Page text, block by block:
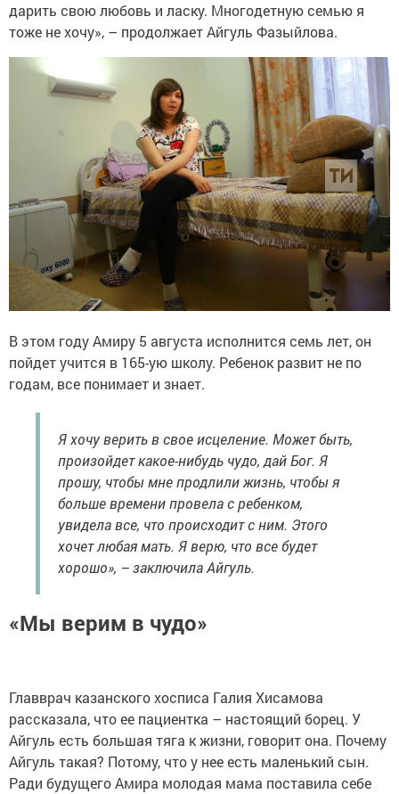
дарить свою любовь и ласку. Многодетную семью я
тоже не хочу», – продолжает Айгуль Фазыйлова.
В этом году Амиру 5 августа исполнится семь лет, он
пойдет учится в 165-ую школу. Ребенок развит не по
годам, все понимает и знает.
Я хочу верить в свое исцеление. Может быть,
произойдет какое-нибудь чудо, дай Бог. Я
прошу, чтобы мне продлили жизнь, чтобы я
больше времени провела с ребенком,
увидела все, что происходит с ним. Этого
хочет любая мать. Я верю, что все будет
хорошо», – заключила Айгуль.
«Мы верим в чудо»
Главврач казанского хосписа Галия Хисамова
рассказала, что ее пациентка – настоящий борец. У
Айгуль есть большая тяга к жизни, говорит она. Почему
Айгуль такая? Потому, что у нее есть маленький сын.
Ради будущего Амира молодая мама поставила себе